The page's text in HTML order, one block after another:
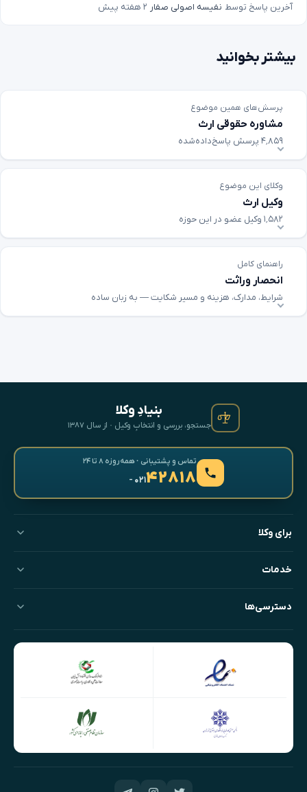
آخرین پاسخ توسط نفیسه اصولی صفار ۲ هفته پیش
بیشتر بخوانید
پرسش‌های همین موضوع
مشاوره حقوقی ارث
۴٬۸۵۹ پرسش پاسخ‌داده‌شده
وکلای این موضوع
وکیل ارث
۱٬۵۸۲ وکیل عضو در این حوزه
راهنمای کامل
انحصار وراثت
شرایط، مدارک، هزینه و مسیر شکایت — به زبان ساده
بنیادِ وکلا
جستجو، بررسی و انتخابِ وکیل · از سال ۱۳۸۷
تماس و پشتیبانی · همه‌روزه ۸ تا ۲۴
۴۲۸۱۸- ۰۲۱
برای وکلا
خدمات
دسترسی‌ها